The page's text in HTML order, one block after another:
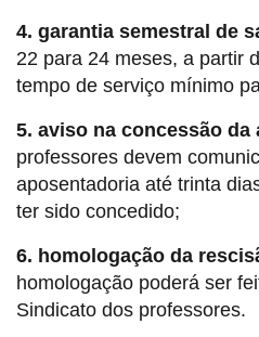
4. garantia semestral de
22 para 24 meses, a partir
tempo de serviço mínimo
5. aviso na concessão da
professores devem
aposentadoria até trinta
ter sido concedido;
6. homologação da
homologação poderá ser
Sindicato dos professores.